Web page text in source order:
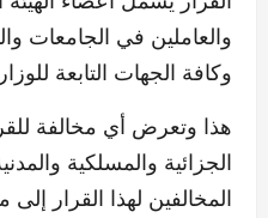
والعاملين في الجامعات
وكافة الجهات التابعة
هذا وتعرض أي مخالفة
الجزائية والمسلكية
المخالفين لهذا القرار